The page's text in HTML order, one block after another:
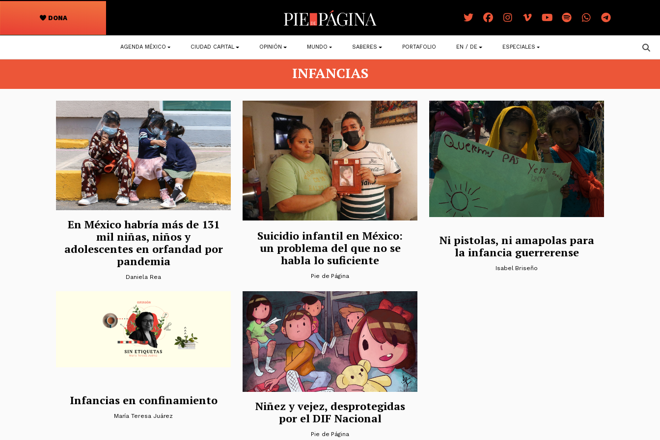
DONA
Navegación
principal
AGENDA MÉXICO CIUDAD CAPITAL OPINIÓN MUNDO SABERES PORTAFOLIO EN / DE ESPECIALES
INFANCIAS
En México habría más de 131
mil niñas, niños y
adolescentes en orfandad por
pandemia
Daniela Rea
Suicidio infantil en México:
un problema del que no se
habla lo suficiente
Pie de Página
Ni pistolas, ni amapolas para
la infancia guerrerense
Isabel Briseño
Infancias en confinamiento
María Teresa Juárez
Niñez y vejez, desprotegidas
por el DIF Nacional
Pie de Página